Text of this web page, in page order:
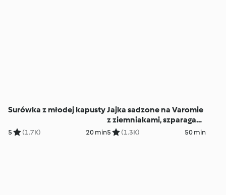
Surówka z młodej kapusty
5 (1.7K) 20 min
Jajka sadzone na Varomie
z ziemniakami, szparagami
i sosem cytrynowym
5 (1.3K) 50 min